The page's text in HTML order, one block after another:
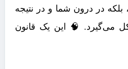
بلکه در درون شما و در نتیجه
می‌گیرد. 🧠 این یک قانون